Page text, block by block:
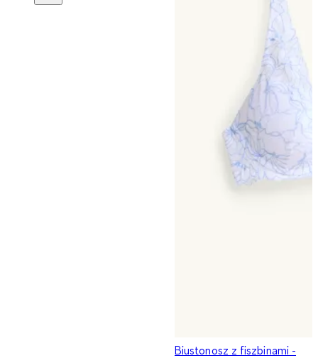
Biustonosz z fiszbinami -